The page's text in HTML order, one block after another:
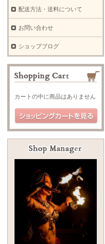
配送方法・送料について
お問い合わせ
ショップブログ
カートの中に商品はありません